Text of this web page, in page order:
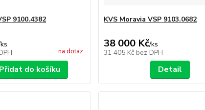
9100.4382
ks
na dotaz
Přidat do košíku
KVS Moravia VSP 9103.0682
38 000 Kč/ks
31 405 Kč bez DPH
Detail